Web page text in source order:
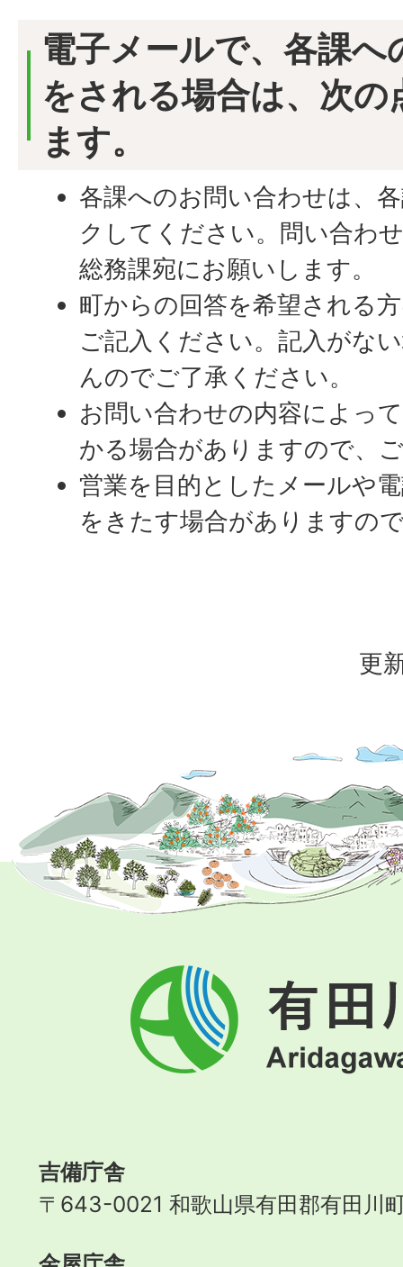
電子メールで、各課へ
をされる場合は、次の
ます。
各課へのお問い合わせは、
クしてください。問い合わ
総務課宛にお願いします。
町からの回答を希望される
ご記入ください。記入がな
んのでご了承ください。
お問い合わせの内容によっ
かる場合がありますので、
営業を目的としたメールや
をきたす場合がありますの
更
有
田
川
町
吉備庁舎
〒643-0021 和歌山県有田郡有田川